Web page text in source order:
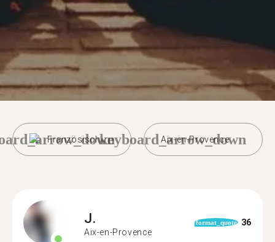
Französisch Aix-en-Provence
keyboard_arrow_down
J.
Aix-en-Provence
format_quote 36